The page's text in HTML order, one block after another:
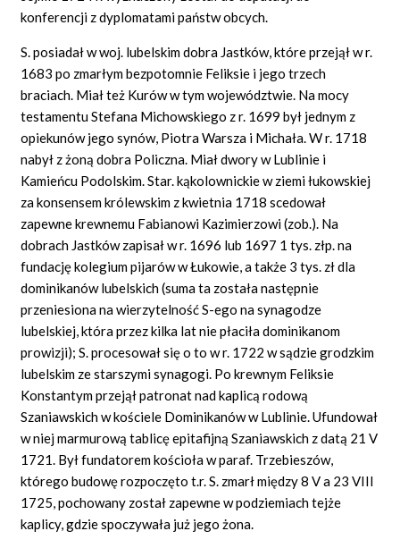
konferencji z dyplomatami państw obcych.
S. posiadał w woj. lubelskim dobra Jastków, które przejął w r.
1683 po zmarłym bezpotomnie Feliksie i jego trzech
braciach. Miał też Kurów w tym województwie. Na mocy
testamentu Stefana Michowskiego z r. 1699 był jednym z
opiekunów jego synów, Piotra Warsza i Michała. W r. 1718
nabył z żoną dobra Policzna. Miał dwory w Lublinie i
Kamieńcu Podolskim. Star. kąkolownickie w ziemi łukowskiej
za konsensem królewskim z kwietnia 1718 scedował
zapewne krewnemu Fabianowi Kazimierzowi (zob.). Na
dobrach Jastków zapisał w r. 1696 lub 1697 1 tys. złp. na
fundację kolegium pijarów w Łukowie, a także 3 tys. zł dla
dominikanów lubelskich (suma ta została następnie
przeniesiona na wierzytelność S-ego na synagodze
lubelskiej, która przez kilka lat nie płaciła dominikanom
prowizji); S. procesował się o to w r. 1722 w sądzie grodzkim
lubelskim ze starszymi synagogi. Po krewnym Feliksie
Konstantym przejął patronat nad kaplicą rodową
Szaniawskich w kościele Dominikanów w Lublinie. Ufundował
w niej marmurową tablicę epitafijną Szaniawskich z datą 21 V
1721. Był fundatorem kościoła w paraf. Trzebieszów,
którego budowę rozpoczęto t.r. S. zmarł między 8 V a 23 VIII
1725, pochowany został zapewne w podziemiach tejże
kaplicy, gdzie spoczywała już jego żona.